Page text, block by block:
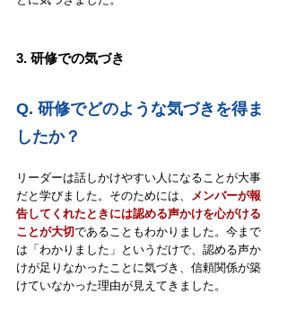
3. 研修での気づき
Q. 研修でどのような気づきを得ま
したか？
リーダーは話しかけやすい人になることが大事
だと学びました。そのためには、 メンバーが報
告してくれたときには認める声かけを心がける
ことが大切であることもわかりました。今まで
は「わかりました」というだけで、認める声か
けが足りなかったことに気づき、信頼関係が築
けていなかった理由が見えてきました。